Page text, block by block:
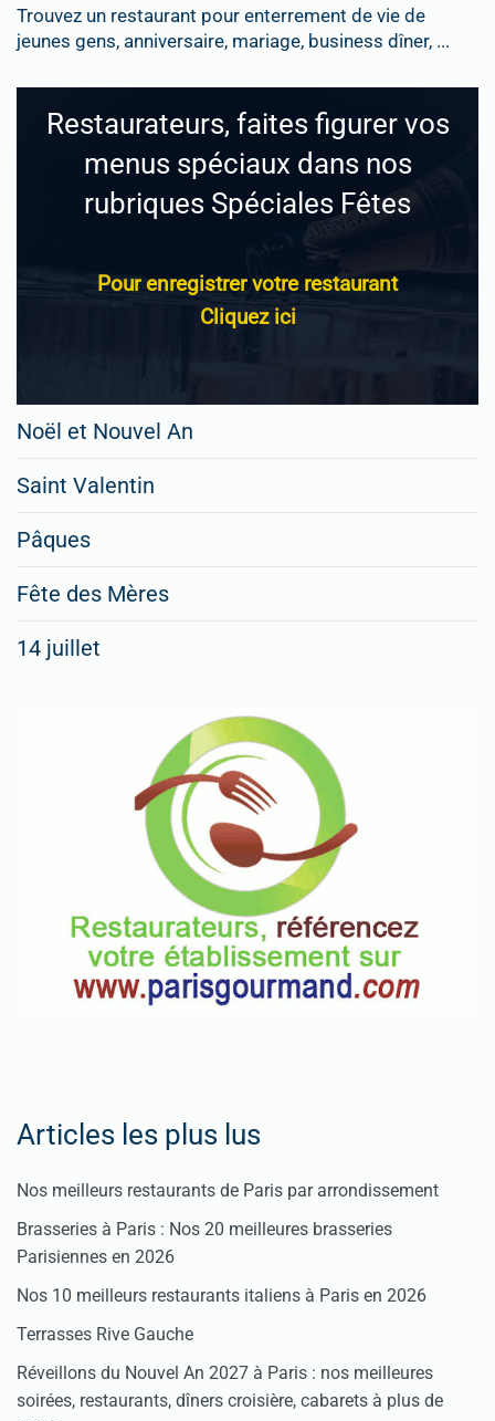
Trouvez un restaurant pour enterrement de vie de
jeunes gens, anniversaire, mariage, business dîner, ...
Restaurateurs, faites figurer vos
menus spéciaux dans nos
rubriques Spéciales Fêtes
Pour enregistrer votre restaurant
Cliquez ici
Noël et Nouvel An
Saint Valentin
Pâques
Fête des Mères
14 juillet
Articles les plus lus
Nos meilleurs restaurants de Paris par arrondissement
Brasseries à Paris : Nos 20 meilleures brasseries
Parisiennes en 2026
Nos 10 meilleurs restaurants italiens à Paris en 2026
Terrasses Rive Gauche
Réveillons du Nouvel An 2027 à Paris : nos meilleures
soirées, restaurants, dîners croisière, cabarets à plus de